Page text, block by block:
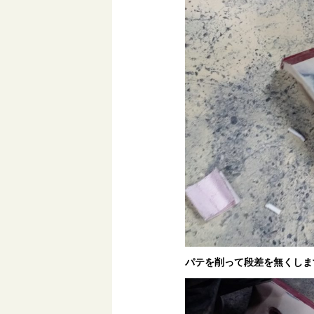
パテを削って段差を無くし